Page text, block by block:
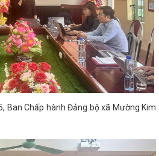
Chấp hành Đảng bộ xã Mường Kim